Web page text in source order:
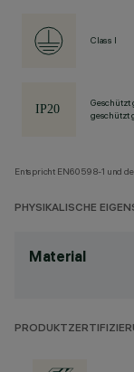
Class I
Geschützt
geschützt
Entspricht EN60598-1 und
PHYSIKALISCHE
Material